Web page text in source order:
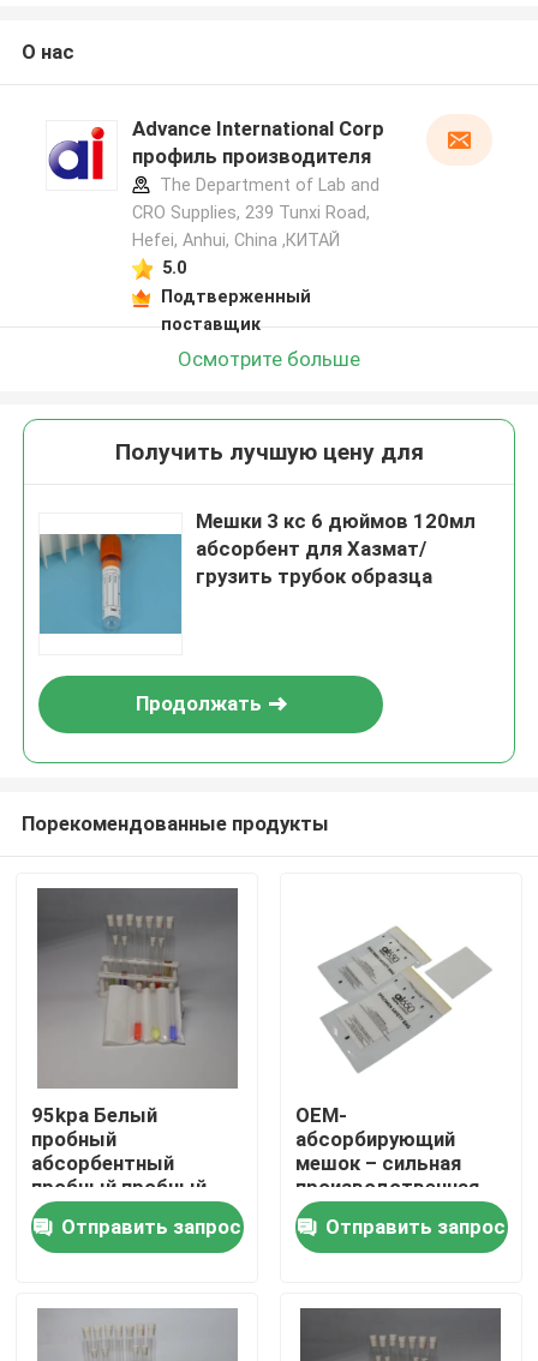
Домой
Видеозаписи
О нас
Advance International Corp
профиль производителя
The Department of Lab and
CRO Supplies, 239 Tunxi Road,
Hefei, Anhui, China ,КИТАЙ
5.0
Подтверженный
поставщик
Осмотрите больше
Получить лучшую цену для
Мешки 3 кс 6 дюймов 120мл
абсорбент для Хазмат/
грузить трубок образца
Продолжать
Порекомендованные продукты
95kpa Белый
пробный
абсорбентный
пробный пробный
пробный пробный
пробный пробный
пробный пробный
пробный пробный
пробный пробный
пробный пробный
Отправить запрос
OEM-
абсорбирующий
мешок – сильная
производственная
цепочка, 15 лет
доверия
Отправить запрос